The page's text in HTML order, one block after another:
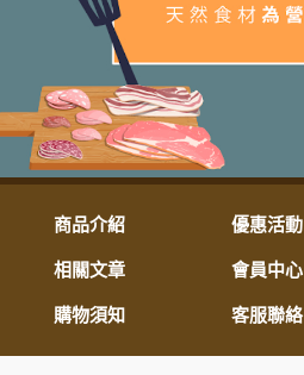
商品介紹 優惠活動
相關文章 會員中心
購物須知 客服聯絡